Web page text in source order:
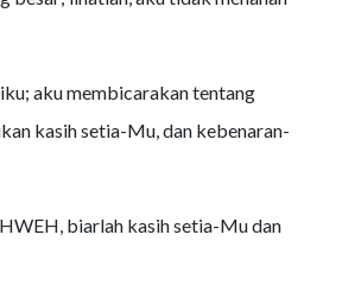
aku membicarakan tentang
kasih setia-Mu, dan kebenaran-
biarlah kasih setia-Mu dan